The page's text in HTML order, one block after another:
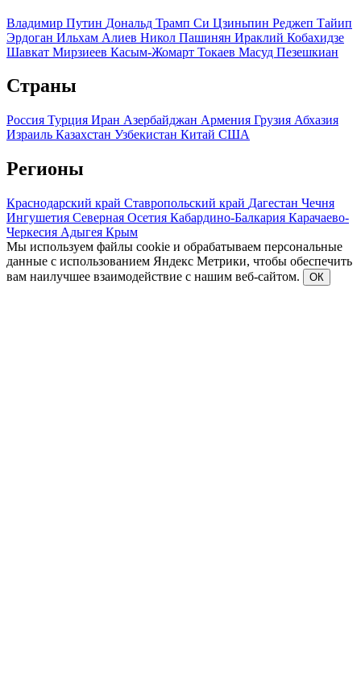
Владимир Путин Дональд Трамп Си Цзиньпин Реджеп Тайип
Эрдоган Ильхам Алиев Никол Пашинян Ираклий Кобахидзе
Шавкат Мирзиеев Касым-Жомарт Токаев Масуд Пезешкиан
Страны
Россия Турция Иран Азербайджан Армения Грузия Абхазия
Израиль Казахстан Узбекистан Китай США
Регионы
Краснодарский край Ставропольский край Дагестан Чечня
Ингушетия Северная Осетия Кабардино-Балкария Карачаево-
Черкесия Адыгея Крым
Мы используем файлы cookie и обрабатываем персональные
данные с использованием Яндекс Метрики, чтобы обеспечить
вам наилучшее взаимодействие с нашим веб-сайтом.
ОК